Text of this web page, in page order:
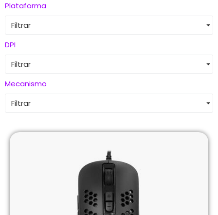
Plataforma
Filtrar
DPI
Filtrar
Mecanismo
Filtrar